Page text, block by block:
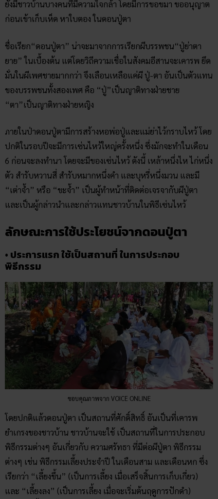
ยังมีชาวบ้านบางคนที่มีความใจกล้า โดยมีการขอขมา ขออนุญาต
ก่อนเข้าเก็บเห็ด หาใบตอง ในดอนปู่ตา
ชื่อเรียก“ดอนปู่ตา” น่าจะมาจากการเรียกผีบรรพชน“ปู่ย่าตา
ยาย” ในเบื้องต้น แต่โดยวิถีความเชื่อในสังคมอีสานจะเคารพ ยึด
มั่นในผีเพศชายมากกว่า จึงเลือนเหลือแค่ผี ปู่-ตา อันเป็นตัวแทน
ของบรรพชนทั้งสองเพศ คือ “ปู่”เป็นญาติทางฝ่ายชาย
“ตา”เป็นญาติทางฝ่ายหญิง
ภายในป่าดอนปู่ตามีการสร้างหอพ่อปู่และแม่ย่าไว้กราบไหว้ โดย
ปกติในรอบปีจะมีการเซ่นไหว้ใหญ่ครั้งหนึ่ง ซึ่งมักจะทำในเดือน
6 ก่อนจะลงทำนา โดยจะมีของเซ่นไหว้ ดังนี้ เหล้าหนึ่งไห ไก่หนึ่ง
ตัว สำรับหวานสี่ สำรับหมากหนึ่งคำ และบุหรี่หนึ่งมวน และมี
“เต่าจ้ำ” หรือ “ขะจ้ำ” เป็นผู้ทำหน้าที่ติดต่อเจรจากับผีปู่ตา
และเป็นผู้กล่าวนำและกล่าวแทนชาวบ้านในพิธีเซ่นไหว้
ลักษณะการใช้ประโยชน์จากดอนปู่ตา
• ประการแรก ใช้เป็นสถานที่ ในการประกอบ
พิธีกรรม
ขอบคุณภาพจาก VOICE ONLINE
โดยปกติแล้วดอนปู่ตา เป็นสถานที่ศักดิ์สิทธิ์ อันเป็นที่เคารพ
ยำเกรงของชาวบ้าน ชาวบ้านจะใช้ เป็นสถานที่ในการประกอบ
พิธีกรรมต่างๆ อันเกี่ยวกับ ความศรัทธา ที่มีต่อผีปู่ตา พิธีกรรม
ต่างๆ เช่น พิธีกรรมเลี้ยงประจำปี ในเดือนสาม และเดือนหก ซึ่ง
เรียกว่า “เลี้ยงขึ้น” (เป็นการเลี้ยง เมื่อเสร็จสิ้นการเก็บเกี่ยว)
และ “เลี้ยงลง” (เป็นการเลี้ยง เมื่อจะเริ่มต้นฤดูการปักดำ)